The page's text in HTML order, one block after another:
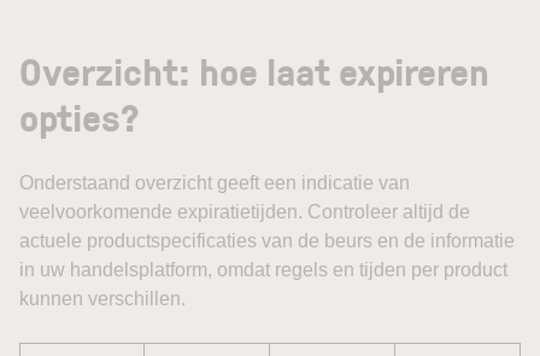
Overzicht: hoe laat expireren
opties?
Onderstaand overzicht geeft een indicatie van
veelvoorkomende expiratietijden. Controleer altijd de
actuele productspecificaties van de beurs en de informatie
in uw handelsplatform, omdat regels en tijden per product
kunnen verschillen.